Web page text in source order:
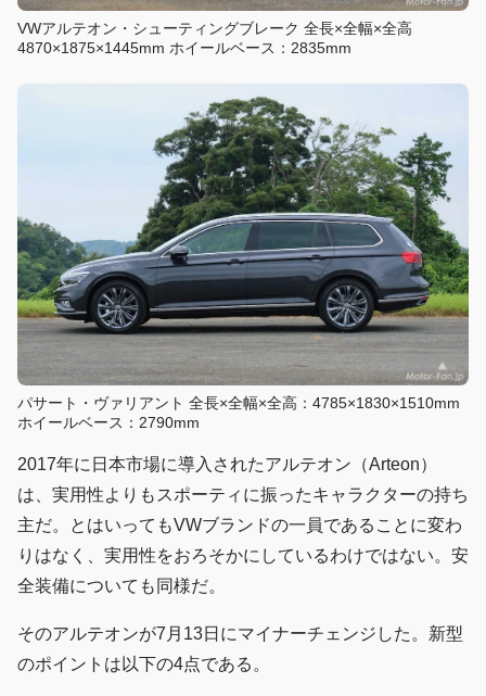
VWアルテオン・シューティングブレーク 全長×全幅×全高
4870×1875×1445mm ホイールベース：2835mm
パサート・ヴァリアント 全長×全幅×全高：4785×1830×1510mm
ホイールベース：2790mm
2017年に日本市場に導入されたアルテオン（Arteon）
は、実用性よりもスポーティに振ったキャラクターの持ち
主だ。とはいってもVWブランドの一員であることに変わ
りはなく、実用性をおろそかにしているわけではない。安
全装備についても同様だ。
そのアルテオンが7月13日にマイナーチェンジした。新型
のポイントは以下の4点である。